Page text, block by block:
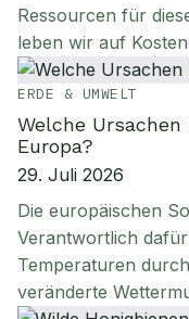
Ressourcen für
leben wir auf
ERDE & UMWELT
Welche
Europa?
29. Juli 2026
Die europäischen
Verantwortlich
Temperaturen
veränderte